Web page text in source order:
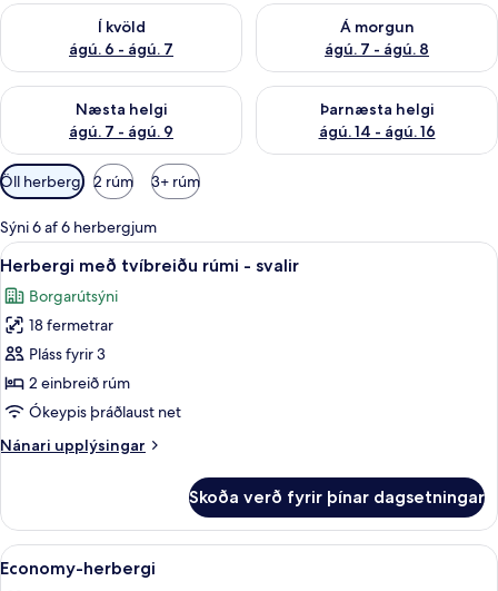
Í kvöld
ágú. 6 - ágú. 7
Athuga framboð í kvöld ágú. 6 - ágú. 7
Á morgun
ágú. 7 - ágú. 8
Athuga framboð á morgun
Næsta helgi
ágú. 7 - ágú. 9
Athuga framboð næstu helgi ágú. 7 - ágú. 9
Þarnæsta helgi
ágú. 14 - ágú. 16
Athuga framboð þarnæstu
Síur
í
boði
fyrir
herbergi
Öll herbergi 2 rúm 3+ rúm
Sýni 6 af 6 herbergjum
Skoða
allar
myndir
fyrir
Herbergi
með
tvíbreiðu
-
Skrifborð, ókeypis þráðlaus
7
Herbergi með tvíbreiðu rúmi - svalir
Borgarútsýni
18 fermetrar
Pláss fyrir 3
2 einbreið rúm
Ókeypis þráðlaust net
Nánari upplýsingar
Nánari
með
tvíbreiðu
rúmi
Skoða verð fyrir þínar dagsetningar
Skoða
allar
Skrifborð, ókeypis þráðlaus
4
Economy-herbergi